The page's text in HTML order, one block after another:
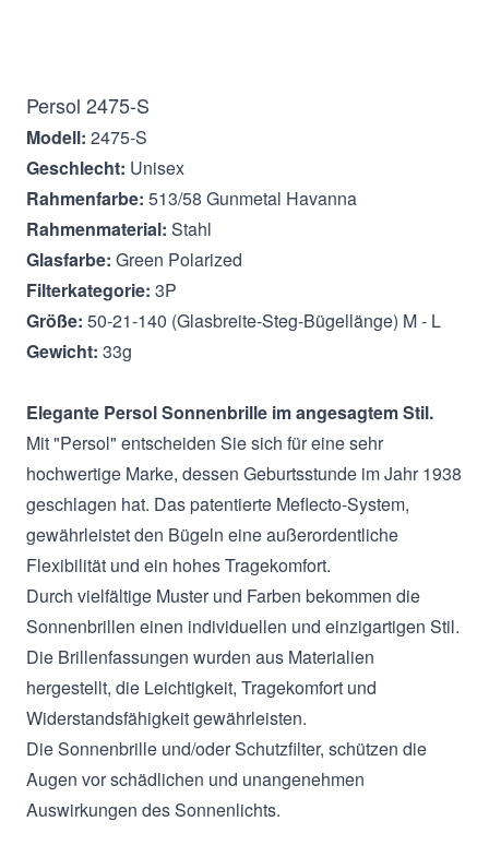
Persol 2475-S
Modell: 2475-S
Geschlecht: Unisex
Rahmenfarbe: 513/58 Gunmetal Havanna
Rahmenmaterial: Stahl
Glasfarbe: Green Polarized
Filterkategorie: 3P
Größe: 50-21-140 (Glasbreite-Steg-Bügellänge) M - L
Gewicht: 33g
Elegante PersolSonnenbrille im angesagtem Stil.
Mit "Persol" entscheiden Sie sich für eine sehr
hochwertige Marke, dessen Geburtsstunde im Jahr 1938
geschlagen hat. Das patentierte Meflecto-System,
gewährleistet den Bügeln eine außerordentliche
Flexibilität und ein hohes Tragekomfort.
Durch vielfältige Muster und Farben bekommen die
Sonnenbrillen einen individuellen und einzigartigen Stil.
Die Brillenfassungen wurden aus Materialien
hergestellt, die Leichtigkeit, Tragekomfort und
Widerstandsfähigkeit gewährleisten.
Die Sonnenbrille und/oder Schutzfilter, schützen die
Augen vor schädlichen und unangenehmen
Auswirkungen des Sonnenlichts.